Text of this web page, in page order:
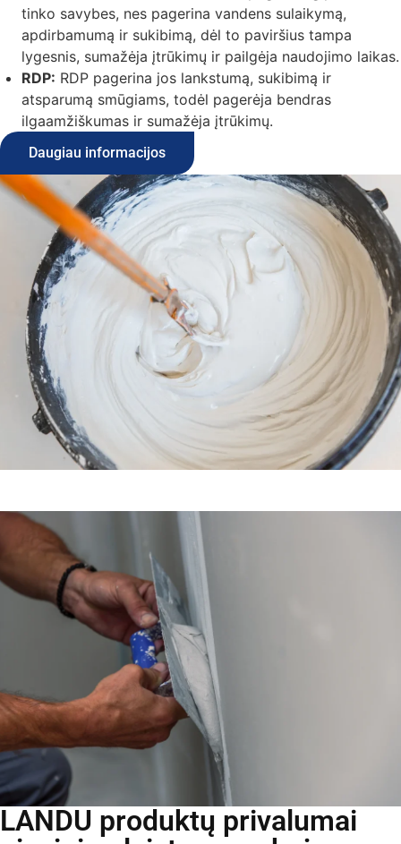
tinko savybes, nes pagerina vandens sulaikymą,
apdirbamumą ir sukibimą, dėl to paviršius tampa
lygesnis, sumažėja įtrūkimų ir pailgėja naudojimo laikas.
RDP: RDP pagerina jos lankstumą, sukibimą ir
atsparumą smūgiams, todėl pagerėja bendras
ilgaamžiškumas ir sumažėja įtrūkimų.
Daugiau informacijos
LANDU produktų privalumai